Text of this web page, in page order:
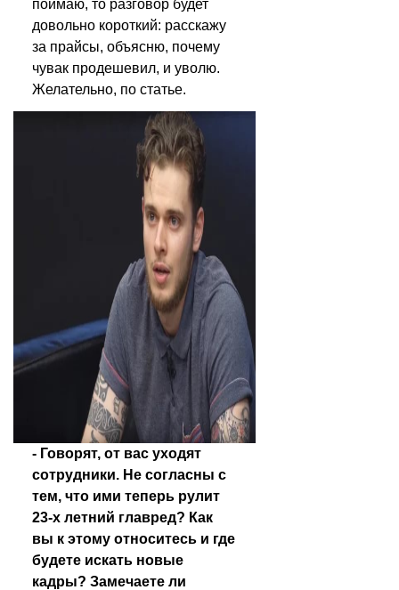
поймаю, то разговор будет
довольно короткий: расскажу
за прайсы, объясню, почему
чувак продешевил, и уволю.
Желательно, по статье.
- Говорят, от вас уходят
сотрудники. Не согласны с
тем, что ими теперь рулит
23-х летний главред? Как
вы к этому относитесь и где
будете искать новые
кадры? Замечаете ли